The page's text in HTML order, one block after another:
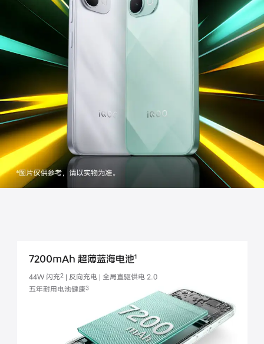
X300 Ultra X300s
X300 Pro
S60
S50 Pro mini S50
S30
Y600 Turbo Y600 Pro
iQOO Z11i iQOO 15T
vivo TWS 5 Pro
vivo 头戴降噪耳机
7200mAh 超薄蓝海电池
44W 闪充2| 反向充电 | 全局直驱供电 2.0
五年耐用电池健康3